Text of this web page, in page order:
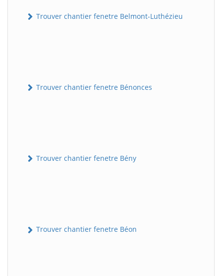
Trouver chantier fenetre Belmont-Luthézieu
Trouver chantier fenetre Bénonces
Trouver chantier fenetre Bény
Trouver chantier fenetre Béon